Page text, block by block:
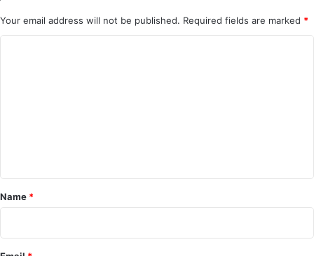
Your email address will not be published. Required fields are marked *
*
Name *